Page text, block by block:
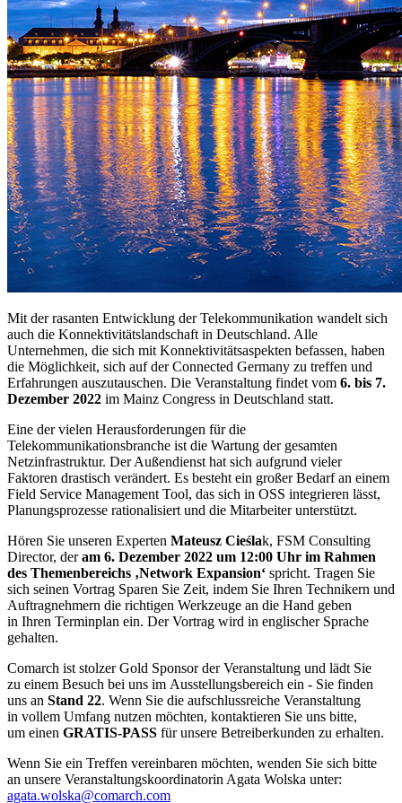
Mit der rasanten Entwicklung der Telekommunikation wandelt sich
auch die Konnektivitätslandschaft in Deutschland. Alle
Unternehmen, die sich mit Konnektivitätsaspekten befassen, haben
die Möglichkeit, sich auf der Connected Germany zu treffen und
Erfahrungen auszutauschen. Die Veranstaltung findet vom 6. bis 7.
Dezember 2022 im Mainz Congress in Deutschland statt.
Eine der vielen Herausforderungen für die
Telekommunikationsbranche ist die Wartung der gesamten
Netzinfrastruktur. Der Außendienst hat sich aufgrund vieler
Faktoren drastisch verändert. Es besteht ein großer Bedarf an einem
Field Service Management Tool, das sich in OSS integrieren lässt,
Planungsprozesse rationalisiert und die Mitarbeiter unterstützt.
Hören Sie unseren Experten Mateusz Cieślak, FSM Consulting
Director, deram 6. Dezember 2022 um 12:00 Uhr im Rahmen
des Themenbereichs ‚Network Expansion‘ spricht. Tragen Sie
sich seinen Vortrag Sparen Sie Zeit, indem Sie Ihren Technikern und
Auftragnehmern die richtigen Werkzeuge an die Hand geben
in Ihren Terminplan ein. Der Vortrag wird in englischer Sprache
gehalten.
Comarch ist stolzer Gold Sponsor der Veranstaltung und lädt Sie
zu einem Besuch bei uns im Ausstellungsbereich ein - Sie finden
uns an Stand 22. Wenn Sie die aufschlussreiche Veranstaltung
in vollem Umfang nutzen möchten, kontaktieren Sie uns bitte,
um einen GRATIS-PASS für unsere Betreiberkunden zu erhalten.
Wenn Sie ein Treffen vereinbaren möchten, wenden Sie sich bitte
an unsere Veranstaltungskoordinatorin Agata Wolska unter:
agata.wolska@comarch.com